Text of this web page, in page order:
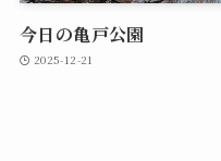
今日の亀戸公園
2025-12-21